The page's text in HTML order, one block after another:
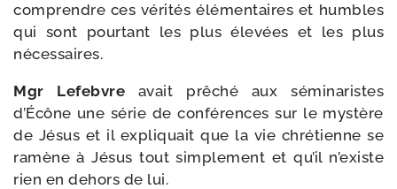
com­prendre ces véri­tés élé­men­taires et humbles
qui sont pour­tant les plus éle­vées et les plus
nécessaires.
Mgr Lefebvre avait prê­ché aux sémi­na­ristes
d’Écône une série de confé­rences sur le mys­tère
de Jésus et il expli­quait que la vie chré­tienne se
ramène à Jésus tout sim­ple­ment et qu’il n’existe
rien en dehors de lui.